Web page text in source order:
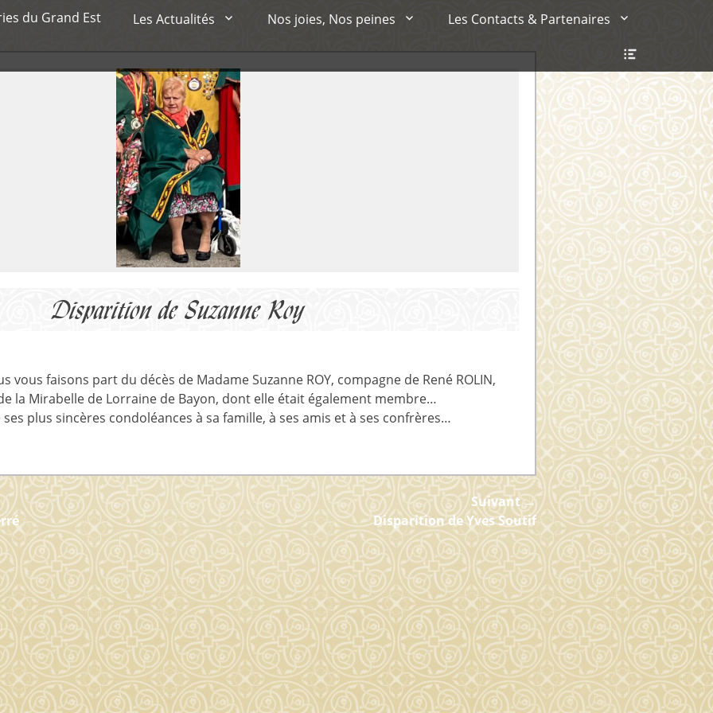
du Grand Est Les Actualités Nos joies, Nos peines Les Contacts & Partenaires
tête
Disparition de Suzanne Roy
vous faisons part du décès de Madame Suzanne ROY, compagne de René ROLIN,
la Mirabelle de Lorraine de Bayon, dont elle était également membre…
plus sincères condoléances à sa famille, à ses amis et à ses confrères…
Suivant →
Article
suivant :
Disparition de Yves Soutif